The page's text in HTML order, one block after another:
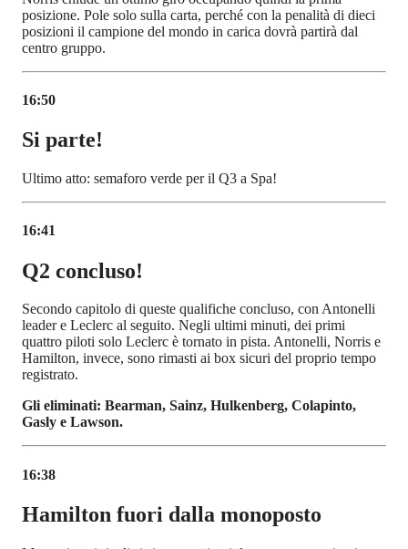
posizione. Pole solo sulla carta, perché con la penalità di dieci
posizioni il campione del mondo in carica dovrà partirà dal
centro gruppo.
16:50
Si parte!
Ultimo atto: semaforo verde per il Q3 a Spa!
16:41
Q2 concluso!
Secondo capitolo di queste qualifiche concluso, con Antonelli
leader e Leclerc al seguito. Negli ultimi minuti, dei primi
quattro piloti solo Leclerc è tornato in pista. Antonelli, Norris e
Hamilton, invece, sono rimasti ai box sicuri del proprio tempo
registrato.
Gli eliminati: Bearman, Sainz, Hulkenberg, Colapinto,
Gasly e Lawson.
16:38
Hamilton fuori dalla monoposto